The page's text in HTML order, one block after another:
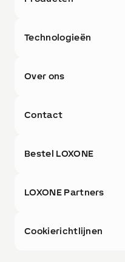
Technologieën
Over ons
Contact
Bestel LOXONE
LOXONE Partners
Cookierichtlijnen